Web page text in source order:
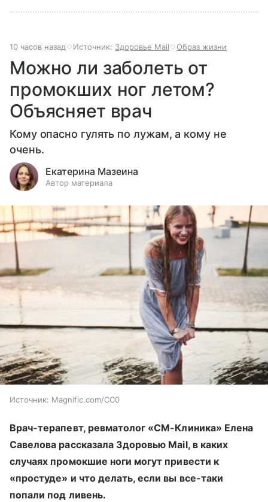
10 часов назад Источник: Здоровье Mail Образ жизни
Можно ли заболеть от
промокших ног летом?
Объясняет врач
Кому опасно гулять по лужам, а кому не
очень.
Екатерина Мазеина
Автор материала
Источник: Magnific.com/CC0
Врач-терапевт, ревматолог «СМ-Клиника» Елена
Савелова рассказала Здоровью Mail, в каких
случаях промокшие ноги могут привести к
«простуде» и что делать, если вы все-таки
попали под ливень.